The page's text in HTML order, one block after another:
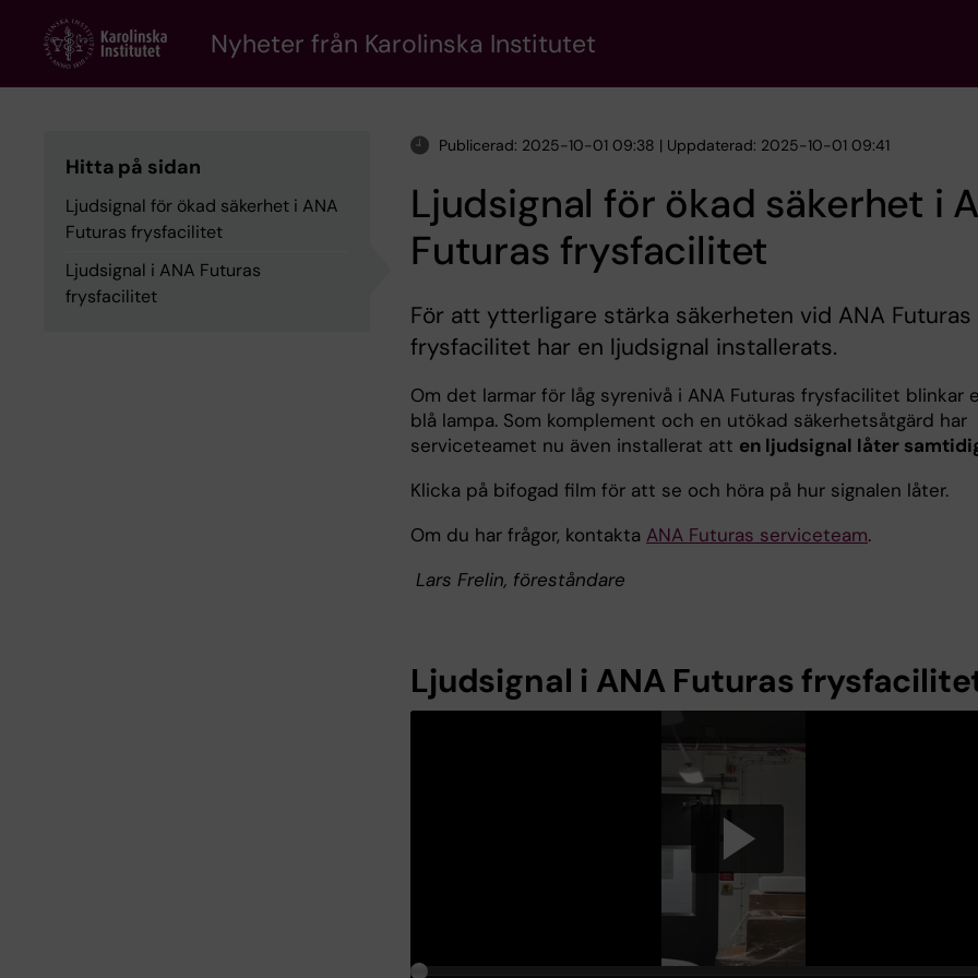
content
Nyheter från Karolinska Institutet
Hitta på sidan
Ljudsignal för ökad säkerhet i ANA
Futuras frysfacilitet
Ljudsignal i ANA Futuras
frysfacilitet
Publicerad: 2025-10-01 09:38 | Uppdaterad: 2025-10-01 09:41
Ljudsignal för ökad säkerhet i
Futuras frysfacilitet
För att ytterligare stärka säkerheten vid ANA Futuras
frysfacilitet har en ljudsignal installerats.
Om det larmar för låg syrenivå i ANA Futuras frysfacilitet blinkar
blå lampa. Som komplement och en utökad säkerhetsåtgärd har
serviceteamet nu även installerat att en ljudsignal låter
Klicka på bifogad film för att se och höra på hur signalen låter.
Om du har frågor, kontakta ANA Futuras serviceteam.
Lars Frelin, föreståndare
Ljudsignal i ANA Futuras